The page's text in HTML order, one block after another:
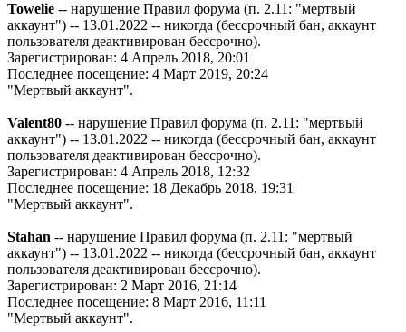
Towelie -- нарушение Правил форума (п. 2.11: "мертвый
аккаунт") -- 13.01.2022 -- никогда (бессрочный бан, аккаунт
пользователя деактивирован бессрочно).
Зарегистрирован: 4 Апрель 2018, 20:01
Последнее посещение: 4 Март 2019, 20:24
"Мертвый аккаунт".
Valent80 -- нарушение Правил форума (п. 2.11: "мертвый
аккаунт") -- 13.01.2022 -- никогда (бессрочный бан, аккаунт
пользователя деактивирован бессрочно).
Зарегистрирован: 4 Апрель 2018, 12:32
Последнее посещение: 18 Декабрь 2018, 19:31
"Мертвый аккаунт".
Stahan -- нарушение Правил форума (п. 2.11: "мертвый
аккаунт") -- 13.01.2022 -- никогда (бессрочный бан, аккаунт
пользователя деактивирован бессрочно).
Зарегистрирован: 2 Март 2016, 21:14
Последнее посещение: 8 Март 2016, 11:11
"Мертвый аккаунт".